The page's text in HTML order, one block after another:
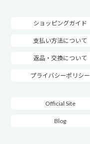
ショッピングガイド
支払い方法について
返品・交換について
プライバシーポリシー
Official Site
Blog